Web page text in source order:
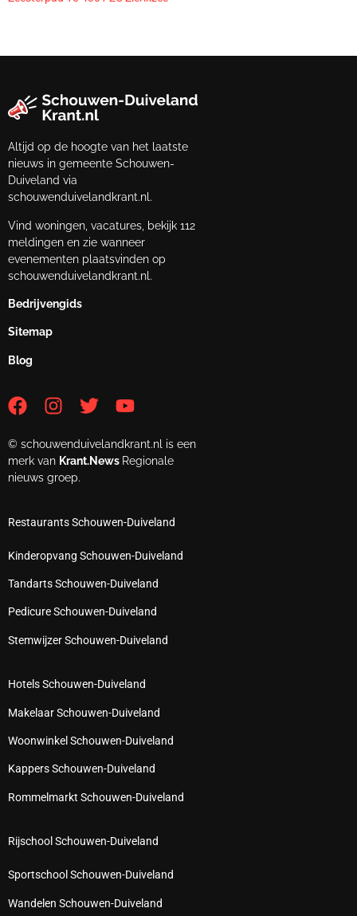
Altijd op de hoogte van het laatste
nieuws in gemeente Schouwen-
Duiveland via
schouwenduivelandkrant.nl.
Vind woningen, vacatures, bekijk 112
meldingen en zie wanneer
evenementen plaatsvinden op
schouwenduivelandkrant.nl.
Bedrijvengids
Sitemap
Blog
© schouwenduivelandkrant.nl is een
merk van Krant.News Regionale
nieuws groep.
Restaurants Schouwen-Duiveland
Kinderopvang Schouwen-Duiveland
Tandarts Schouwen-Duiveland
Pedicure Schouwen-Duiveland
Stemwijzer Schouwen-Duiveland
Hotels Schouwen-Duiveland
Makelaar Schouwen-Duiveland
Woonwinkel Schouwen-Duiveland
Kappers Schouwen-Duiveland
Rommelmarkt Schouwen-Duiveland
Rijschool Schouwen-Duiveland
Sportschool Schouwen-Duiveland
Wandelen Schouwen-Duiveland